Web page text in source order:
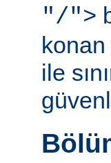
"/">
konan
ile